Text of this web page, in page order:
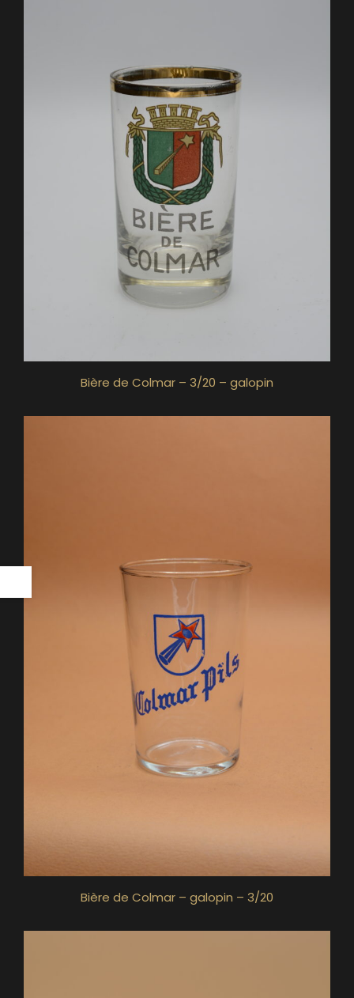
Bière de Colmar – 3/20 – galopin
Bière de Colmar – galopin – 3/20